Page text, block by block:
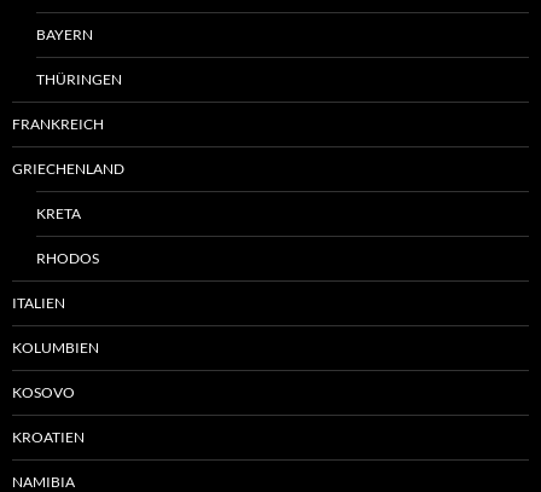
BAYERN
THÜRINGEN
FRANKREICH
GRIECHENLAND
KRETA
RHODOS
ITALIEN
KOLUMBIEN
KOSOVO
KROATIEN
NAMIBIA